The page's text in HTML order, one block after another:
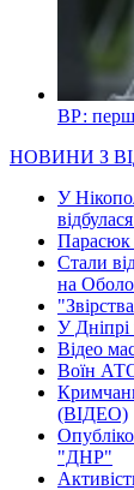
ВР:
НОВИНИ З
У
Парасюк
Стали
на
У
Відео
Воїн
(ВІДЕО)
"ДНР"